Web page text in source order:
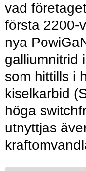
vad
första 2200-
nya
galliumnitrid
som hittills i
kiselkarbid
höga
utnyttjas